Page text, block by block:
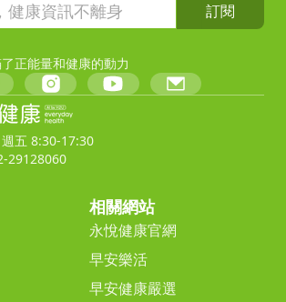
訂閱
正能量和健康的動力
五 8:30-17:30
29128060
相關網站
永悅健康官網
早安樂活
早安健康嚴選